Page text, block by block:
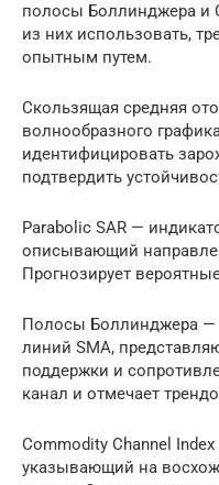
полосы Боллинджера и
из них использовать,
опытным путем.
Скользящая средняя
волнообразного
идентифицировать
подтвердить
Parabolic SAR —
описывающий
Прогнозирует
Полосы Боллинджера —
линий SMA,
поддержки и
канал и отмечает
Commodity Channel
указывающий на